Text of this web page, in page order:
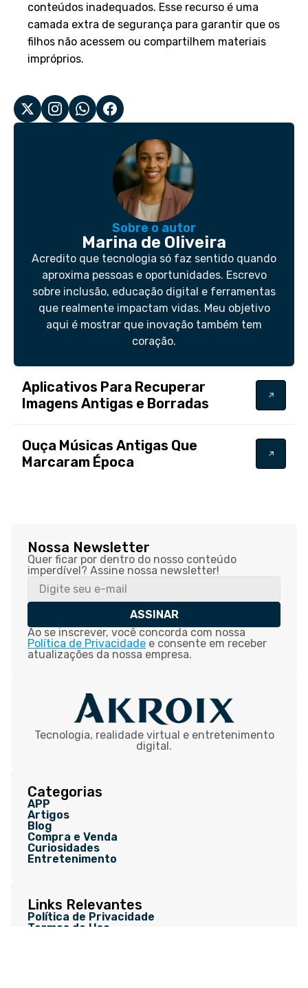
conteúdos inadequados. Esse recurso é uma
camada extra de segurança para garantir que os
filhos não acessem ou compartilhem materiais
impróprios.
Sobre o autor
Marina de Oliveira
Acredito que tecnologia só faz sentido quando
aproxima pessoas e oportunidades. Escrevo
sobre inclusão, educação digital e ferramentas
que realmente impactam vidas. Meu objetivo
aqui é mostrar que inovação também tem
coração.
Aplicativos Para Recuperar
Imagens Antigas e Borradas
Ouça Músicas Antigas Que
Marcaram Época
Nossa Newsletter
Quer ficar por dentro do nosso conteúdo
imperdível? Assine nossa newsletter!
ASSINAR
Ao se inscrever, você concorda com nossa
Política de Privacidade e consente em receber
atualizações da nossa empresa.
Tecnologia, realidade virtual e entretenimento
digital.
Categorias
APP
Artigos
Blog
Compra e Venda
Curiosidades
Entretenimento
Links Relevantes
Política de Privacidade
Termos de Uso